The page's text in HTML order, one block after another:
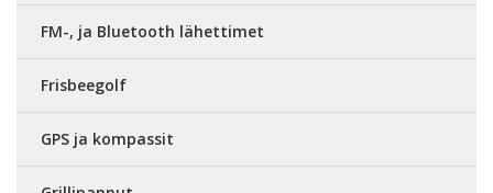
FM-, ja Bluetooth lähettimet
Frisbeegolf
GPS ja kompassit